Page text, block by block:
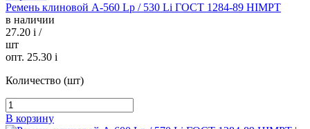
Ремень клиновой А-560 Lp / 530 Li ГОСТ 1284-89 HIMPT
в наличии
27.20 i /
шт
опт. 25.30 i
Количество (шт)
В корзину